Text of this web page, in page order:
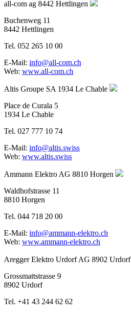
all-com ag 8442 Hettlingen
Buchenweg 11
8442 Hettlingen
Tel. 052 265 10 00
E-Mail: info@all-com.ch
Web: www.all-com.ch
Altis Groupe SA 1934 Le Chable
Place de Curala 5
1934 Le Chable
Tel. 027 777 10 74
E-Mail: info@altis.swiss
Web: www.altis.swiss
Ammann Elektro AG 8810 Horgen
Waldhofstrasse 11
8810 Horgen
Tel. 044 718 20 00
E-Mail: info@ammann-elektro.ch
Web: www.ammann-elektro.ch
Aregger Elektro Urdorf AG 8902 Urdorf
Grossmattstrasse 9
8902 Urdorf
Tel. +41 43 244 62 62